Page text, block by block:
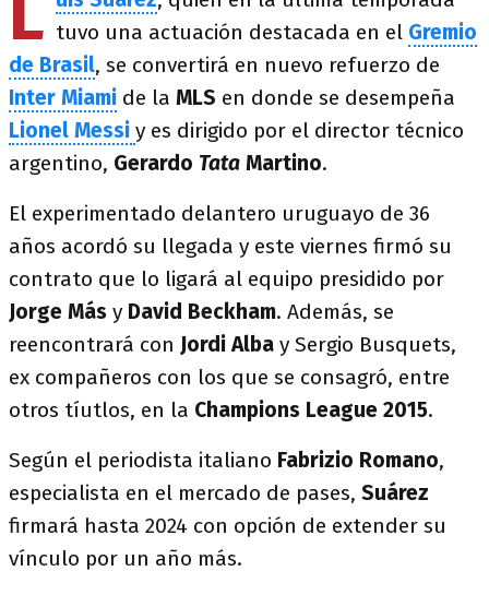
tuvo una actuación destacada en el Gremio
de Brasil, se convertirá en nuevo refuerzo de
Inter Miami de la MLS en donde se desempeña
Lionel Messi y es dirigido por el director técnico
argentino, Gerardo Tata Martino.
El experimentado delantero uruguayo de 36
años acordó su llegada y este viernes firmó su
contrato que lo ligará al equipo presidido por
Jorge Más y David Beckham. Además, se
reencontrará con Jordi Alba y Sergio Busquets,
ex compañeros con los que se consagró, entre
otros tíutlos, en la Champions League 2015.
Según el periodista italiano Fabrizio Romano,
especialista en el mercado de pases, Suárez
firmará hasta 2024 con opción de extender su
vínculo por un año más.